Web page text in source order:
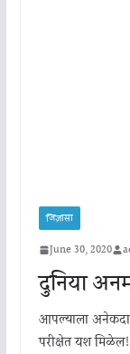
जिज्ञासा
June 30, 2020
दुनिया
आपल्याला अनेकदा
परीक्षेत यश